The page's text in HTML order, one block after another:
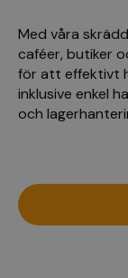
Med våra
caféer, butiker
för att effektivt
inklusive enkel
och